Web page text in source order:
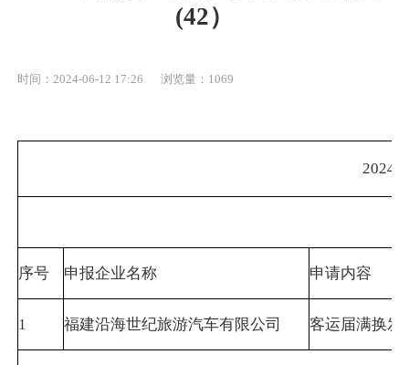
(42）
时间：2024-06-12 17:26 浏览量：1069
2024
序号 申报企业名称 申请内容
1 福建沿海世纪旅游汽车有限公司 客运届满换发